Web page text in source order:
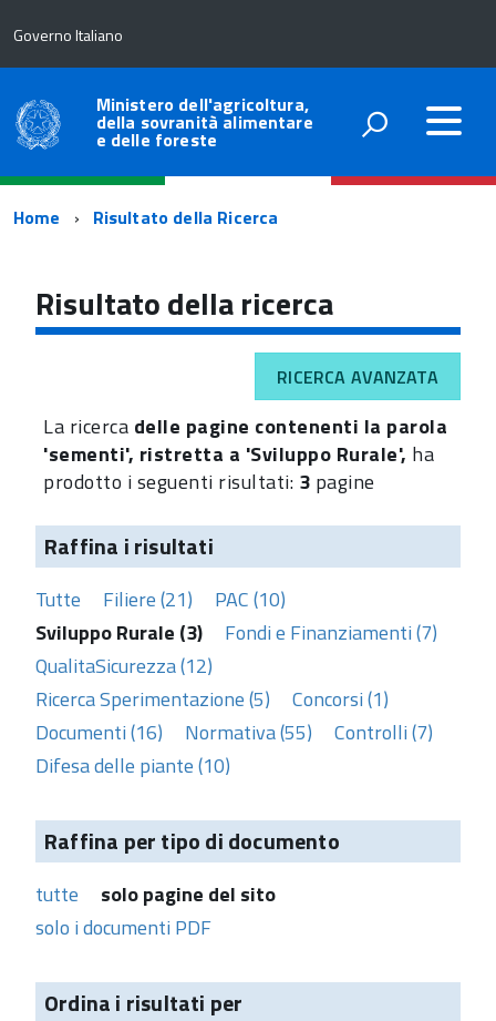
Governo Italiano
Ministero dell'agricoltura,
della sovranità alimentare
e delle foreste
Percorso
navigazione
Home Risultato della Ricerca
Risultato della ricerca
RICERCA AVANZATA
La ricerca delle pagine contenenti la parola
'sementi', ristretta a 'Sviluppo Rurale', ha
prodotto i seguenti risultati: 3 pagine
Raffina i risultati
Tutte Filiere (21)
PAC (10)
Sviluppo Rurale (3)
Fondi e Finanziamenti (7)
QualitaSicurezza (12)
Ricerca Sperimentazione (5)
Concorsi (1)
Documenti (16)
Normativa (55)
Controlli (7)
Difesa delle piante (10)
Raffina per tipo di documento
tutte
solo pagine del sito
solo i documenti PDF
Ordina i risultati per